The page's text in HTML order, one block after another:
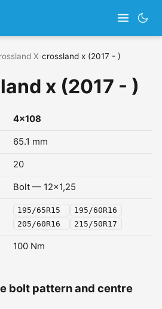
X crossland x (2017 - )
x (2017 - )
4x108
65.1 mm
20
Bolt — 12x1,25
195/65R15
195/60R16
205/60R16
215/50R17
100 Nm
bolt pattern and centre